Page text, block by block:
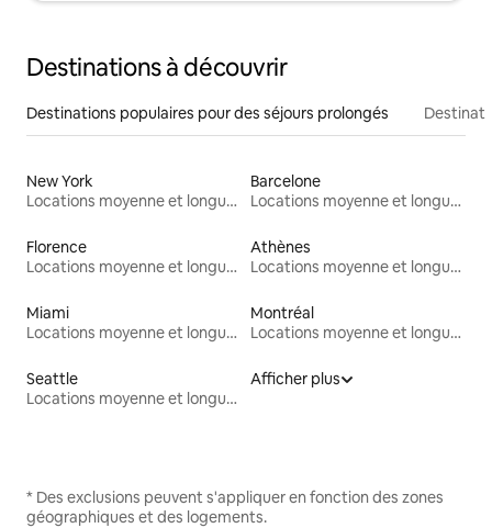
Destinations à découvrir
Destinations populaires pour des séjours prolongés
New York
Locations moyenne et longue durée
Barcelone
Locations moyenne et longue durée
Florence
Locations moyenne et longue durée
Athènes
Locations moyenne et longue durée
Miami
Locations moyenne et longue durée
Montréal
Locations moyenne et longue durée
Seattle
Locations moyenne et longue durée
Afficher plus
* Des exclusions peuvent s'appliquer en fonction des zones
géographiques et des logements.